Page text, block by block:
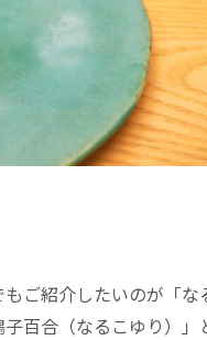
ご紹介したいのが「な
百合（なるこゆり）」